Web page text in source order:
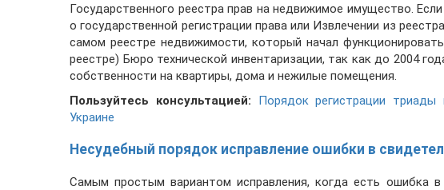
Государственного реестра прав на недвижимое имущество.
о государственной регистрации права или Извлечении из
самом реестре недвижимости, который начал
реестре) Бюро технической инвентаризации, так как до 2004
собственности на квартиры, дома и нежилые помещения.
Пользуйтесь консультацией:
Порядок регистрации
Украине
Несудебный порядок исправление ошибки в
Самым простым вариантом исправления, когда есть ошибка